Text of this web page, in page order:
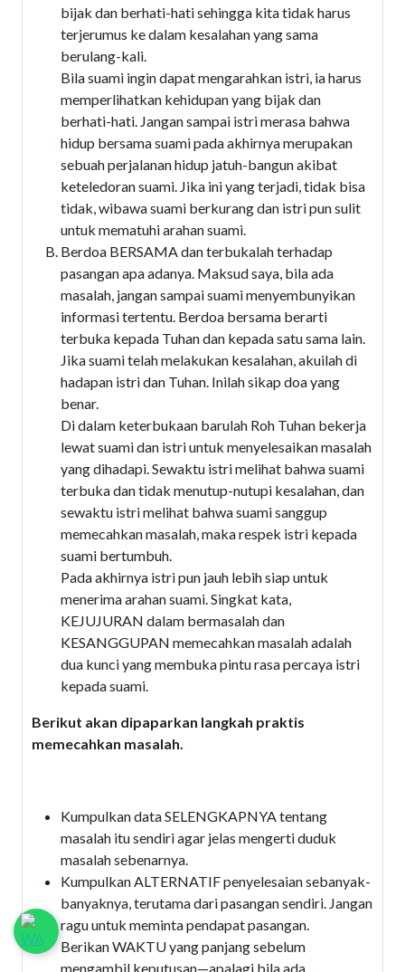
bijak dan berhati-hati sehingga kita tidak harus
terjerumus ke dalam kesalahan yang sama
berulang-kali.
Bila suami ingin dapat mengarahkan istri, ia harus
memperlihatkan kehidupan yang bijak dan
berhati-hati. Jangan sampai istri merasa bahwa
hidup bersama suami pada akhirnya merupakan
sebuah perjalanan hidup jatuh-bangun akibat
keteledoran suami. Jika ini yang terjadi, tidak bisa
tidak, wibawa suami berkurang dan istri pun sulit
untuk mematuhi arahan suami.
Berdoa BERSAMA dan terbukalah terhadap
pasangan apa adanya. Maksud saya, bila ada
masalah, jangan sampai suami menyembunyikan
informasi tertentu. Berdoa bersama berarti
terbuka kepada Tuhan dan kepada satu sama lain.
Jika suami telah melakukan kesalahan, akuilah di
hadapan istri dan Tuhan. Inilah sikap doa yang
benar.
Di dalam keterbukaan barulah Roh Tuhan bekerja
lewat suami dan istri untuk menyelesaikan masalah
yang dihadapi. Sewaktu istri melihat bahwa suami
terbuka dan tidak menutup-nutupi kesalahan, dan
sewaktu istri melihat bahwa suami sanggup
memecahkan masalah, maka respek istri kepada
suami bertumbuh.
Pada akhirnya istri pun jauh lebih siap untuk
menerima arahan suami. Singkat kata,
KEJUJURAN dalam bermasalah dan
KESANGGUPAN memecahkan masalah adalah
dua kunci yang membuka pintu rasa percaya istri
kepada suami.
Berikut akan dipaparkan langkah praktis
memecahkan masalah.
Kumpulkan data SELENGKAPNYA tentang
masalah itu sendiri agar jelas mengerti duduk
masalah sebenarnya.
Kumpulkan ALTERNATIF penyelesaian sebanyak-
banyaknya, terutama dari pasangan sendiri. Jangan
ragu untuk meminta pendapat pasangan.
Berikan WAKTU yang panjang sebelum
mengambil keputusan—apalagi bila ada